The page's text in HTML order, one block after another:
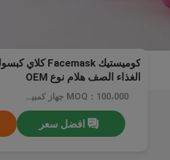
الغذاء الصف هلام نوع OEM
MOQ：100،000 جهاز كمبيوتر شخصى
افضل سعر